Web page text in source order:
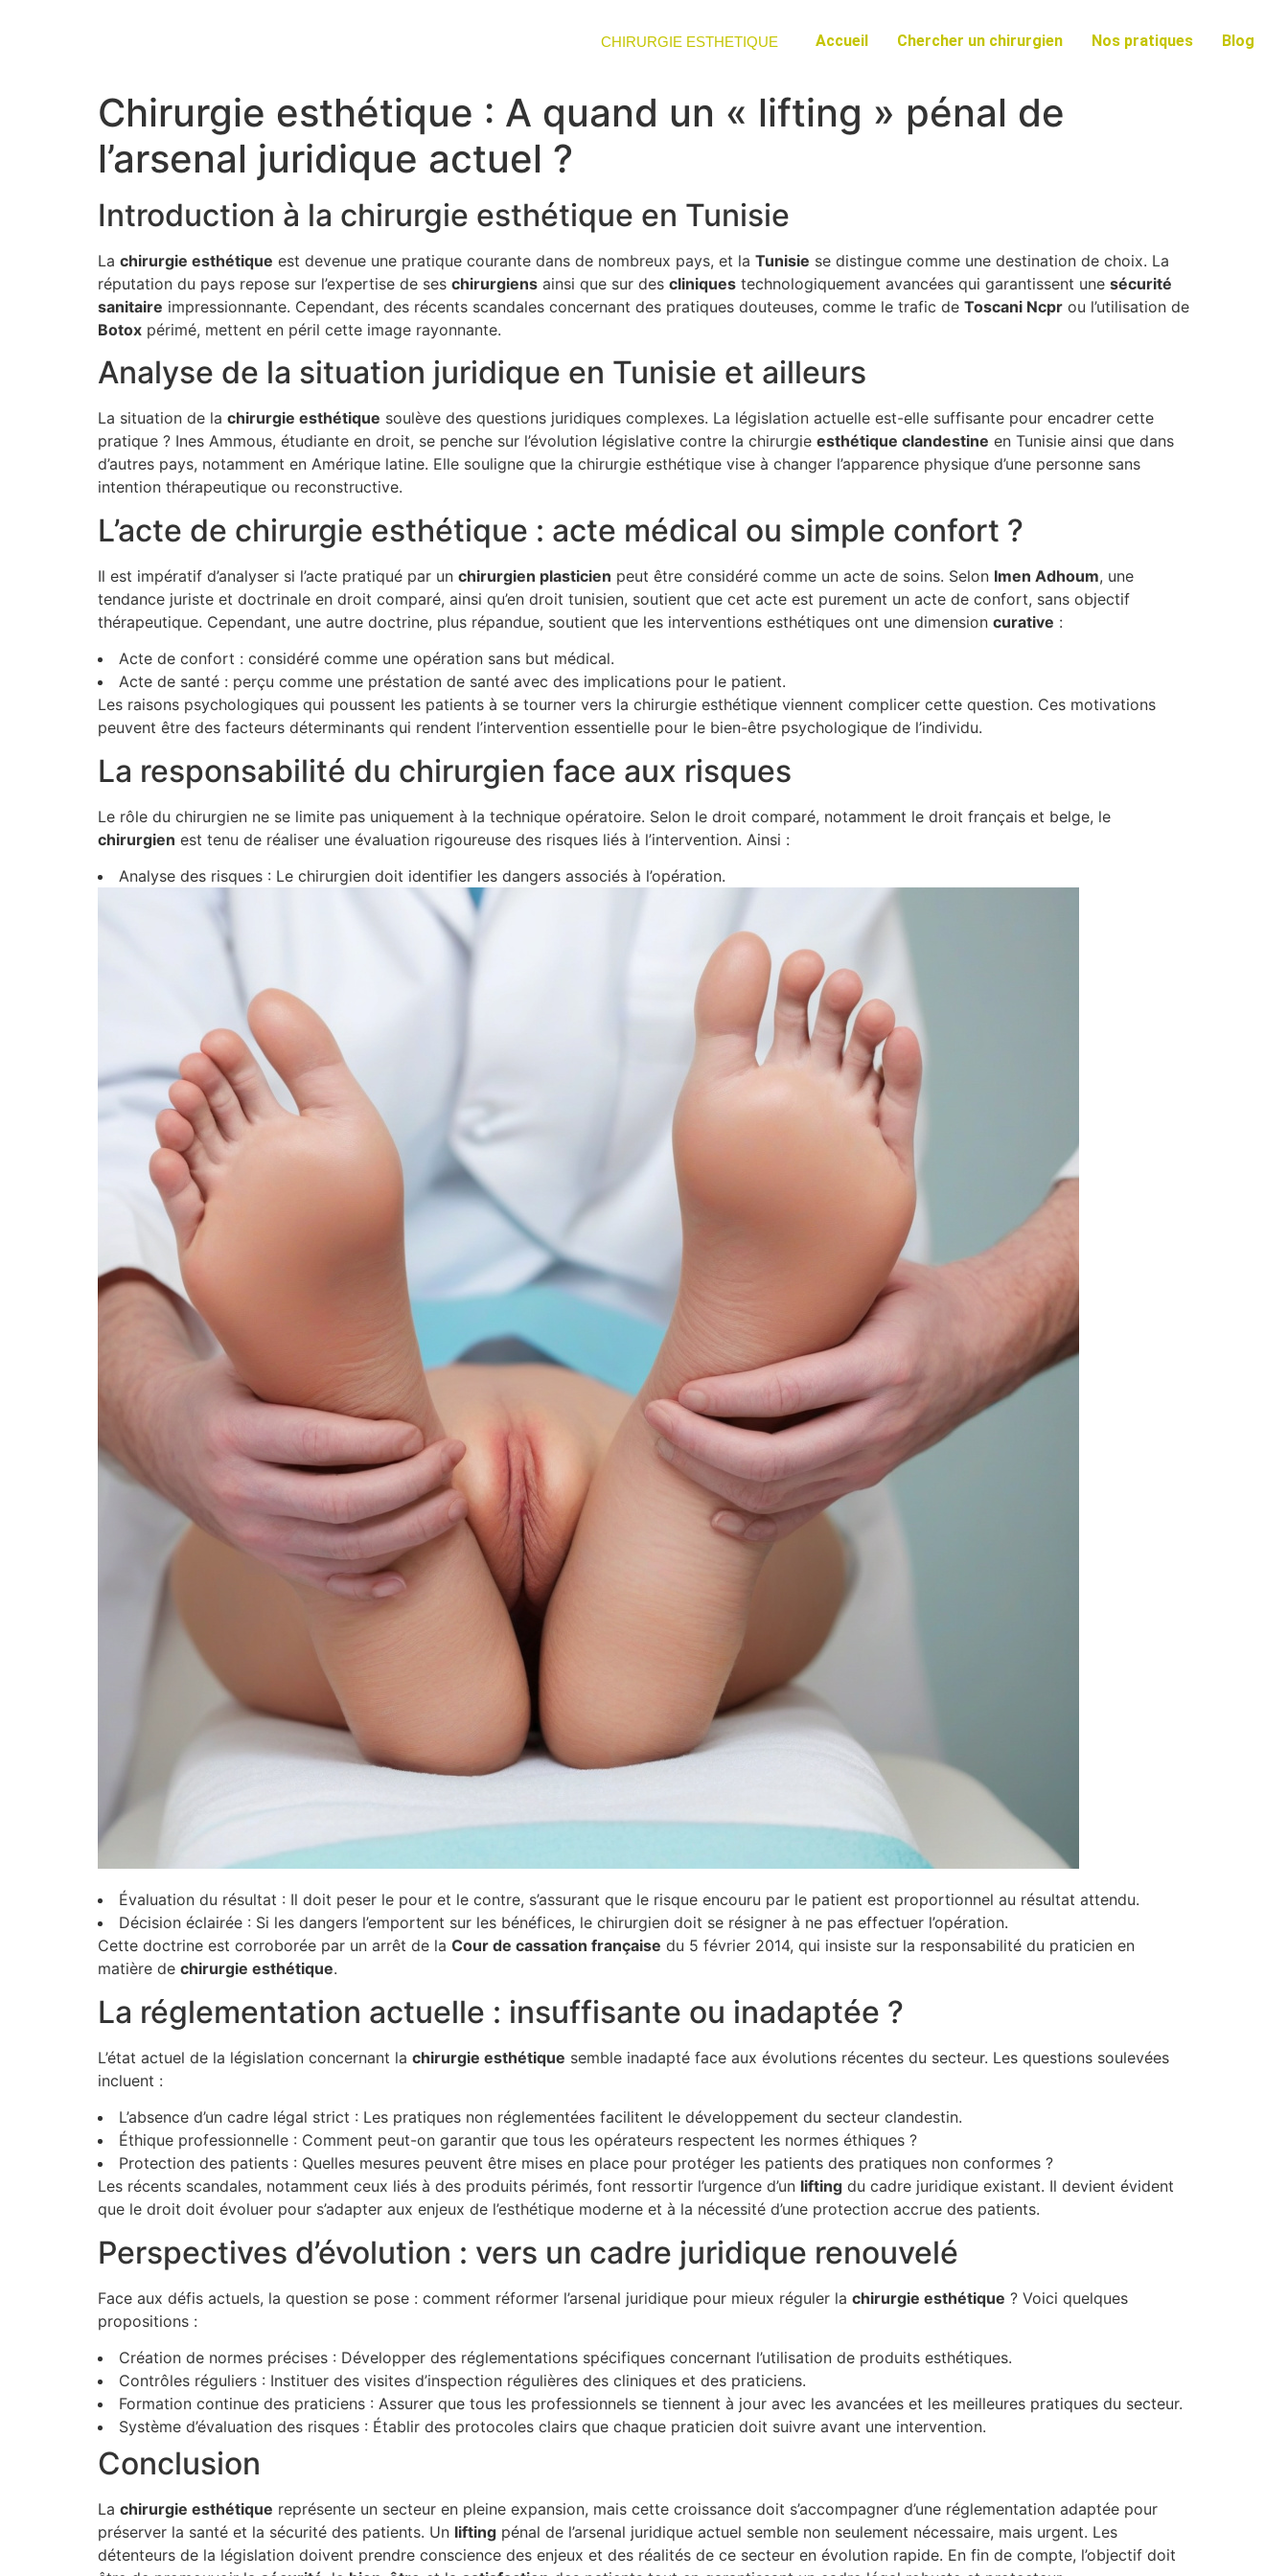
Accueil Chercher un chirurgien Nos pratiques Blog
CHIRURGIE ESTHETIQUE
Chirurgie esthétique : A quand un « lifting » pénal de
l’arsenal juridique actuel ?
Introduction à la chirurgie esthétique en Tunisie
La chirurgie esthétique est devenue une pratique courante dans de nombreux pays, et la Tunisie se distingue comme une destination de choix. La
réputation du pays repose sur l’expertise de ses chirurgiens ainsi que sur des cliniques technologiquement avancées qui garantissent une sécurité
sanitaire impressionnante. Cependant, des récents scandales concernant des pratiques douteuses, comme le trafic de Toscani Ncpr ou l’utilisation de
Botox périmé, mettent en péril cette image rayonnante.
Analyse de la situation juridique en Tunisie et ailleurs
La situation de la chirurgie esthétique soulève des questions juridiques complexes. La législation actuelle est-elle suffisante pour encadrer cette
pratique ? Ines Ammous, étudiante en droit, se penche sur l’évolution législative contre la chirurgie esthétique clandestine en Tunisie ainsi que dans
d’autres pays, notamment en Amérique latine. Elle souligne que la chirurgie esthétique vise à changer l’apparence physique d’une personne sans
intention thérapeutique ou reconstructive.
L’acte de chirurgie esthétique : acte médical ou simple confort ?
Il est impératif d’analyser si l’acte pratiqué par un chirurgien plasticien peut être considéré comme un acte de soins. Selon Imen Adhoum, une
tendance juriste et doctrinale en droit comparé, ainsi qu’en droit tunisien, soutient que cet acte est purement un acte de confort, sans objectif
thérapeutique. Cependant, une autre doctrine, plus répandue, soutient que les interventions esthétiques ont une dimension curative :
Acte de confort : considéré comme une opération sans but médical.
Acte de santé : perçu comme une préstation de santé avec des implications pour le patient.
Les raisons psychologiques qui poussent les patients à se tourner vers la chirurgie esthétique viennent complicer cette question. Ces motivations
peuvent être des facteurs déterminants qui rendent l’intervention essentielle pour le bien-être psychologique de l’individu.
La responsabilité du chirurgien face aux risques
Le rôle du chirurgien ne se limite pas uniquement à la technique opératoire. Selon le droit comparé, notamment le droit français et belge, le
chirurgien est tenu de réaliser une évaluation rigoureuse des risques liés à l’intervention. Ainsi :
Analyse des risques : Le chirurgien doit identifier les dangers associés à l’opération.
Évaluation du résultat : Il doit peser le pour et le contre, s’assurant que le risque encouru par le patient est proportionnel au résultat attendu.
Décision éclairée : Si les dangers l’emportent sur les bénéfices, le chirurgien doit se résigner à ne pas effectuer l’opération.
Cette doctrine est corroborée par un arrêt de la Cour de cassation française du 5 février 2014, qui insiste sur la responsabilité du praticien en
matière de chirurgie esthétique.
La réglementation actuelle : insuffisante ou inadaptée ?
L’état actuel de la législation concernant la chirurgie esthétique semble inadapté face aux évolutions récentes du secteur. Les questions soulevées
incluent :
L’absence d’un cadre légal strict : Les pratiques non réglementées facilitent le développement du secteur clandestin.
Éthique professionnelle : Comment peut-on garantir que tous les opérateurs respectent les normes éthiques ?
Protection des patients : Quelles mesures peuvent être mises en place pour protéger les patients des pratiques non conformes ?
Les récents scandales, notamment ceux liés à des produits périmés, font ressortir l’urgence d’un lifting du cadre juridique existant. Il devient évident
que le droit doit évoluer pour s’adapter aux enjeux de l’esthétique moderne et à la nécessité d’une protection accrue des patients.
Perspectives d’évolution : vers un cadre juridique renouvelé
Face aux défis actuels, la question se pose : comment réformer l’arsenal juridique pour mieux réguler la chirurgie esthétique ? Voici quelques
propositions :
Création de normes précises : Développer des réglementations spécifiques concernant l’utilisation de produits esthétiques.
Contrôles réguliers : Instituer des visites d’inspection régulières des cliniques et des praticiens.
Formation continue des praticiens : Assurer que tous les professionnels se tiennent à jour avec les avancées et les meilleures pratiques du secteur.
Système d’évaluation des risques : Établir des protocoles clairs que chaque praticien doit suivre avant une intervention.
Conclusion
La chirurgie esthétique représente un secteur en pleine expansion, mais cette croissance doit s’accompagner d’une réglementation adaptée pour
préserver la santé et la sécurité des patients. Un lifting pénal de l’arsenal juridique actuel semble non seulement nécessaire, mais urgent. Les
détenteurs de la législation doivent prendre conscience des enjeux et des réalités de ce secteur en évolution rapide. En fin de compte, l’objectif doit